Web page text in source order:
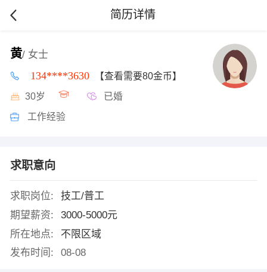
简历详情
黄/ 女士
134****3630 【查看需要80金币】
30岁 已婚
工作经验
求职意向
求职岗位:
技工/普工
期望薪资:
3000-5000元
所在地点:
不限区域
发布时间:
08-08